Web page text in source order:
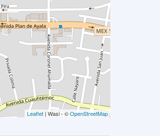
Leaflet | Wasi - ©OpenStreetMap